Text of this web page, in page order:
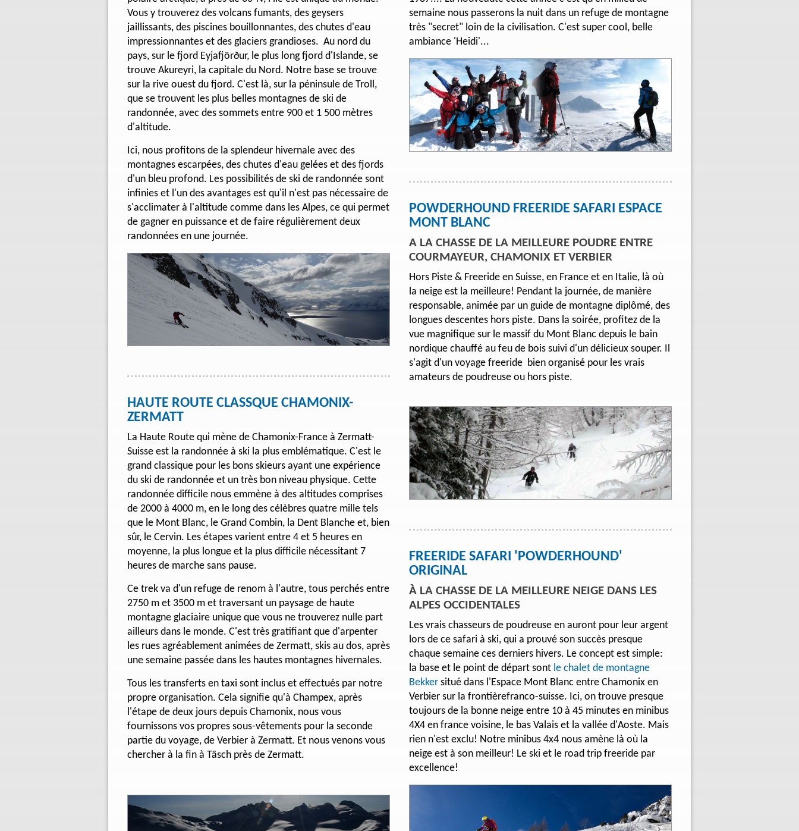
Vous y trouverez des volcans fumants, des geysers
jaillissants, des piscines bouillonnantes, des chutes d'eau
impressionnantes et des glaciers grandioses. Au nord du
pays, sur le fjord Eyjafjörður, le plus long fjord d'Islande, se
trouve Akureyri, la capitale du Nord. Notre base se trouve
sur la rive ouest du fjord. C'est là, sur la péninsule de Troll,
que se trouvent les plus belles montagnes de ski de
randonnée, avec des sommets entre 900 et 1 500 mètres
d'altitude.
Ici, nous profitons de la splendeur hivernale avec des
montagnes escarpées, des chutes d'eau gelées et des fjords
d'un bleu profond. Les possibilités de ski de randonnée sont
infinies et l'un des avantages est qu'il n'est pas nécessaire de
s'acclimater à l'altitude comme dans les Alpes, ce qui permet
de gagner en puissance et de faire régulièrement deux
randonnées en une journée.
HAUTE ROUTE CLASSQUE CHAMONIX-
ZERMATT
La Haute Route qui mène de Chamonix-France à Zermatt-
Suisse est la randonnée à ski la plus emblématique. C'est le
grand classique pour les bons skieurs ayant une expérience
du ski de randonnée et un très bon niveau physique. Cette
randonnée difficile nous emmène à des altitudes comprises
de 2000 à 4000 m, en le long des célèbres quatre mille tels
que le Mont Blanc, le Grand Combin, la Dent Blanche et, bien
sûr, le Cervin. Les étapes varient entre 4 et 5 heures en
moyenne, la plus longue et la plus difficile nécessitant 7
heures de marche sans pause.
Ce trek va d'un refuge de renom à l'autre, tous perchés entre
2750 m et 3500 m et traversant un paysage de haute
montagne glaciaire unique que vous ne trouverez nulle part
ailleurs dans le monde. C'est très gratifiant que d'arpenter
les rues agréablement animées de Zermatt, skis au dos, après
une semaine passée dans les hautes montagnes hivernales.
Tous les transferts en taxi sont inclus et effectués par notre
propre organisation. Cela signifie qu'à Champex, après
l'étape de deux jours depuis Chamonix, nous vous
fournissons vos propres sous-vêtements pour la seconde
partie du voyage, de Verbier à Zermatt. Et nous venons vous
chercher à la fin à Täsch près de Zermatt.
semaine nous passerons la nuit dans un refuge de montagne
très "secret" loin de la civilisation. C'est super cool, belle
ambiance 'Heidi'...
POWDERHOUND FREERIDE SAFARI ESPACE
MONT BLANC
A LA CHASSE DE LA MEILLEURE POUDRE ENTRE
COURMAYEUR, CHAMONIX ET VERBIER
Hors Piste & Freeride en Suisse, en France et en Italie, là où
la neige est la meilleure! Pendant la journée, de manière
responsable, animée par un guide de montagne diplômé, des
longues descentes hors piste. Dans la soirée, profitez de la
vue magnifique sur le massif du Mont Blanc depuis le bain
nordique chauffé au feu de bois suivi d'un délicieux souper. Il
s'agit d'un voyage freeride bien organisé pour les vrais
amateurs de poudreuse ou hors piste.
FREERIDE SAFARI 'POWDERHOUND'
ORIGINAL
À LA CHASSE DE LA MEILLEURE NEIGE DANS LES
ALPES OCCIDENTALES
Les vrais chasseurs de poudreuse en auront pour leur argent
lors de ce safari à ski, qui a prouvé son succès presque
chaque semaine ces derniers hivers. Le concept est simple:
la base et le point de départ sont le chalet de montagne
Bekker situé dans l'Espace Mont Blanc entre Chamonix en
Verbier sur la frontièrefranco-suisse. Ici, on trouve presque
toujours de la bonne neige entre 10 à 45 minutes en minibus
4X4 en france voisine, le bas Valais et la vallée d'Aoste. Mais
rien n'est exclu! Notre minibus 4x4 nous amène là où la
neige est à son meilleur! Le ski et le road trip freeride par
excellence!